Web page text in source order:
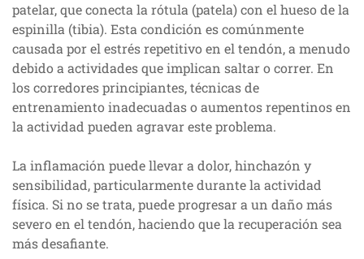
patelar, que conecta la rótula (patela) con el hueso de la
espinilla (tibia). Esta condición es comúnmente
causada por el estrés repetitivo en el tendón, a menudo
debido a actividades que implican saltar o correr. En
los corredores principiantes, técnicas de
entrenamiento inadecuadas o aumentos repentinos en
la actividad pueden agravar este problema.
La inflamación puede llevar a dolor, hinchazón y
sensibilidad, particularmente durante la actividad
física. Si no se trata, puede progresar a un daño más
severo en el tendón, haciendo que la recuperación sea
más desafiante.